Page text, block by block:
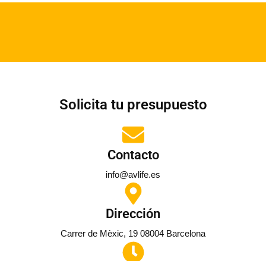
Solicita tu presupuesto
Contacto
info@avlife.es
Dirección
Carrer de Mèxic, 19 08004 Barcelona